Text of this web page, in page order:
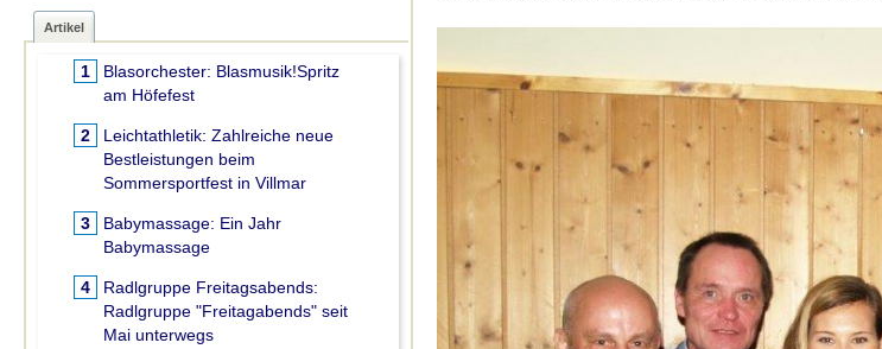
Artikel
1 Blasorchester: Blasmusik!Spritz
am Höfefest
2 Leichtathletik: Zahlreiche neue
Bestleistungen beim
Sommersportfest in Villmar
3 Babymassage: Ein Jahr
Babymassage
4
Radlgruppe Freitagsabends:
Radlgruppe "Freitagabends" seit
Mai unterwegs